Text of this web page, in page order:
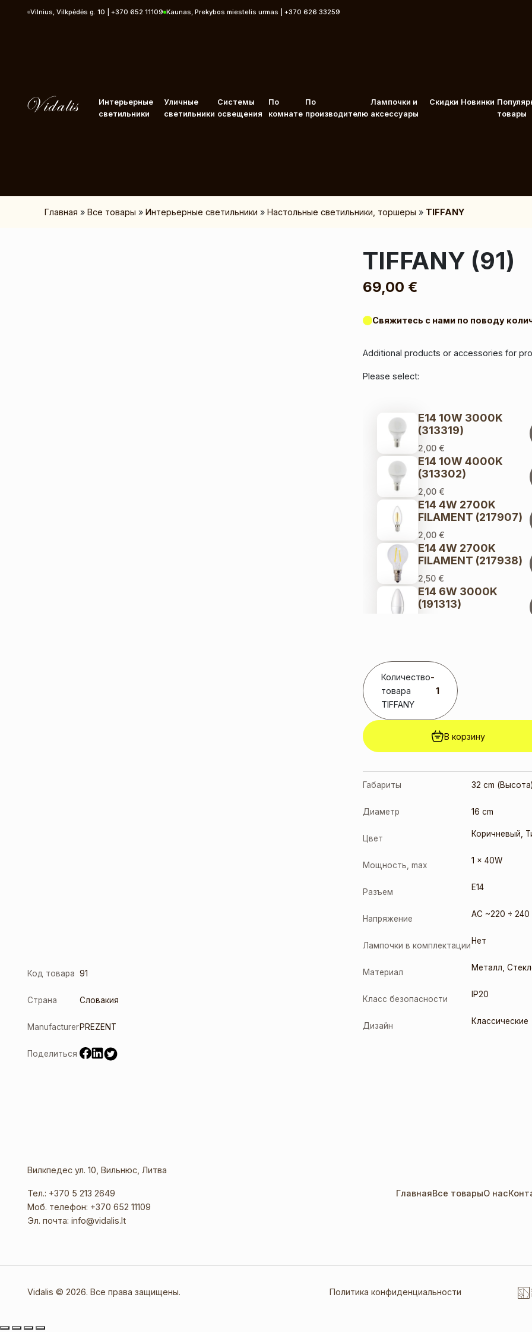
Vilnius, Vilkpėdės g. 10 | +370 652 11109 Kaunas, Prekybos miestelis urmas | +370 626 33259
Интерьерные
светильники
Уличные
светильники
Системы
освещения
По
комнате
По
производителю
Лампочки и
аксессуары
Скидки Новинки
товары
Главная » Все товары » Интерьерные светильники » Настольные светильники, торшеры » TIFFANY
Код товара 91
Страна Словакия
Manufacturer PREZENT
Поделиться
TIFFANY (91)
69,00 €
Свяжитесь с нами по поводу
Additional products or accessories for
Please select:
E14 10W 3000K
(313319)
2,00 €
E14 10W 4000K
(313302)
2,00 €
E14 4W 2700K
FILAMENT (217907)
2,00 €
E14 4W 2700K
FILAMENT (217938)
2,50 €
E14 6W 3000K
(191313)
2,00€
E14 8W C35 2700K
FILAMENT (358785)
Количество
товара
TIFFANY
-
В корзину
Габариты 32 cm
Диаметр 16 cm
Цвет Коричневый
Мощность, max 1 x 40W
Разъем E14
Напряжение AC ~220 ÷ 240
Лампочки в комплектации Нет
Материал Металл
Класс безопасности IP20
Дизайн Классические
Вилкпедес ул. 10, Вильнюс, Литва
Тел.: +370 5 213 2649
Моб. телефон: +370 652 11109
Эл. почта: info@vidalis.lt
ГлавнаяВсе товарыО нас
Vidalis © 2026. Все права защищены. Политика конфиденциальности